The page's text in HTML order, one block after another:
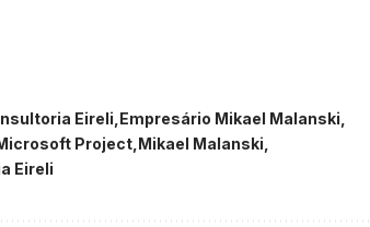
Eireli Empresário Mikael Malanski
Project Mikael Malanski
Eireli